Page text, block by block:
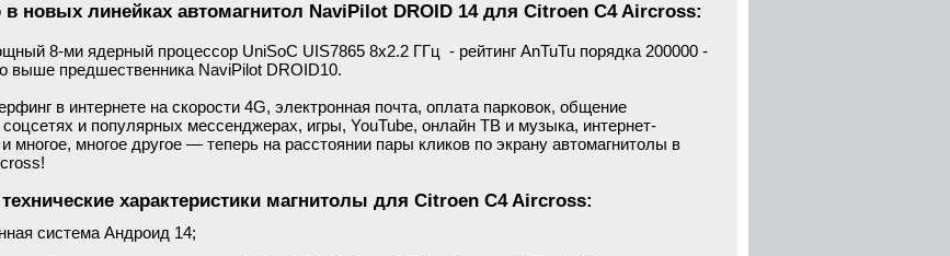
в новых линейках автомагнитол NaviPilot DROID 14 для Citroen C4 Aircross:
8-ми ядерный процессор UniSoC UIS7865 8х2.2 ГГц - рейтинг AnTuTu порядка 200000 -
выше предшественника NaviPilot DROID10.
в интернете на скорости 4G, электронная почта, оплата парковок, общение
и популярных мессенджерах, игры, YouTube, онлайн ТВ и музыка, интернет-
многое, многое другое — теперь на расстоянии пары кликов по экрану автомагнитолы в
характеристики магнитолы для Citroen C4 Aircross:
система Андроид 14;